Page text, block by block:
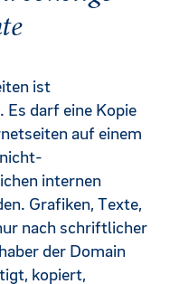
ist
darf eine Kopie
auf einem
internen
Grafiken, Texte,
nach schriftlicher
der Domain
kopiert,